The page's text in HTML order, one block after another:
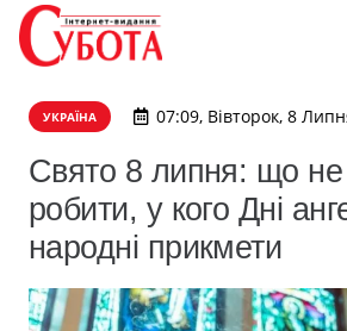
УКРАЇНА 07:09, Вівторок, 8
Свято 8 липня: що
робити, у кого Дні
народні прикмети